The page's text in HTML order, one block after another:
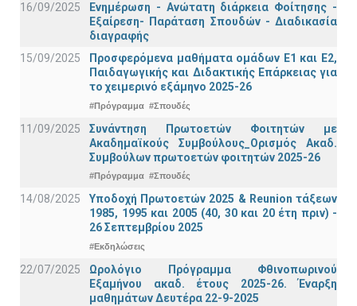
16/09/2025
Ενημέρωση - Ανώτατη διάρκεια Φοίτησης -
Εξαίρεση- Παράταση Σπουδών - Διαδικασία
διαγραφής
15/09/2025
Προσφερόμενα μαθήματα ομάδων Ε1 και Ε2,
Παιδαγωγικής και Διδακτικής Επάρκειας για
το χειμερινό εξάμηνο 2025-26
#Πρόγραμμα #Σπουδές
11/09/2025
Συνάντηση Πρωτοετών Φοιτητών με
Ακαδημαϊκούς Συμβούλους_Ορισμός Ακαδ.
Συμβούλων πρωτοετών φοιτητών 2025-26
#Πρόγραμμα #Σπουδές
14/08/2025
Υποδοχή Πρωτοετών 2025 & Reunion τάξεων
1985, 1995 και 2005 (40, 30 και 20 έτη πριν) -
26 Σεπτεμβρίου 2025
#Εκδηλώσεις
22/07/2025
Ωρολόγιο Πρόγραμμα Φθινοπωρινού
Εξαμήνου ακαδ. έτους 2025-26. Έναρξη
μαθημάτων Δευτέρα 22-9-2025